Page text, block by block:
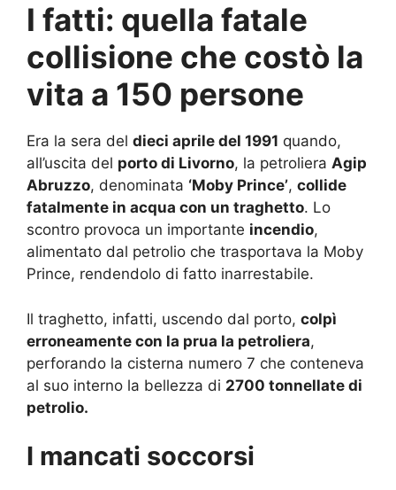
I fatti: quella fatale
collisione che costò la
vita a 150 persone
Era la sera del dieci aprile del 1991 quando,
all’uscita del porto di Livorno, la petroliera Agip
Abruzzo, denominata ‘Moby Prince’, collide
fatalmente in acqua con un traghetto. Lo
scontro provoca un importante incendio,
alimentato dal petrolio che trasportava la Moby
Prince, rendendolo di fatto inarrestabile.
Il traghetto, infatti, uscendo dal porto, colpì
erroneamente con la prua la petroliera,
perforando la cisterna numero 7 che conteneva
al suo interno la bellezza di 2700 tonnellate di
petrolio.
I mancati soccorsi